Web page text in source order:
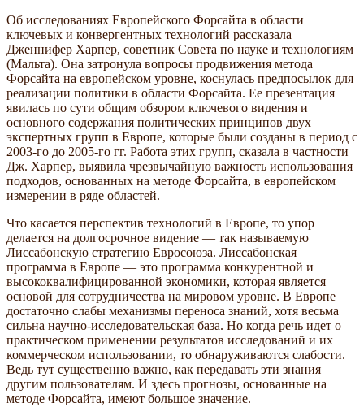
Об исследованиях Европейского Форсайта в области
ключевых и конвергентных технологий рассказала
Дженнифер Харпер, советник Совета по науке и технологиям
(Мальта). Она затронула вопросы продвижения метода
Форсайта на европейском уровне, коснулась предпосылок для
реализации политики в области Форсайта. Ее презентация
явилась по сути общим обзором ключевого видения и
основного содержания политических принципов двух
экспертных групп в Европе, которые были созданы в период с
2003-го до 2005-го гг. Работа этих групп, сказала в частности
Дж. Харпер, выявила чрезвычайную важность использования
подходов, основанных на методе Форсайта, в европейском
измерении в ряде областей.
Что касается перспектив технологий в Европе, то упор
делается на долгосрочное видение — так называемую
Лиссабонскую стратегию Евросоюза. Лиссабонская
программа в Европе — это программа конкурентной и
высококвалифицированной экономики, которая является
основой для сотрудничества на мировом уровне. В Европе
достаточно слабы механизмы переноса знаний, хотя весьма
сильна научно-исследовательская база. Но когда речь идет о
практическом применении результатов исследований и их
коммерческом использовании, то обнаруживаются слабости.
Ведь тут существенно важно, как передавать эти знания
другим пользователям. И здесь прогнозы, основанные на
методе Форсайта, имеют большое значение.